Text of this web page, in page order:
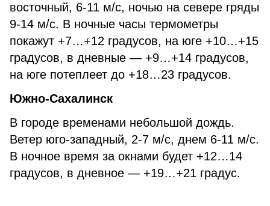
восточный, 6-11 м/с, ночью на севере гряды
9-14 м/с. В ночные часы термометры
покажут +7…+12 градусов, на юге +10…+15
градусов, в дневные — +9…+14 градусов,
на юге потеплеет до +18…23 градусов.
Южно-Сахалинск
В городе временами небольшой дождь.
Ветер юго-западный, 2-7 м/с, днем 6-11 м/с.
В ночное время за окнами будет +12…14
градусов, в дневное — +19…+21 градус.